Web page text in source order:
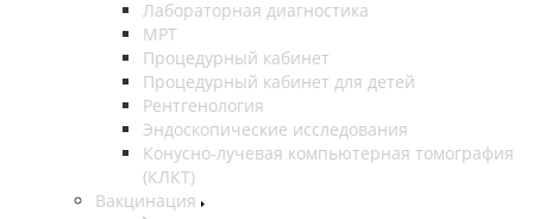
Лабораторная диагностика
МРТ
Процедурный кабинет
Процедурный кабинет для детей
Рентгенология
Эндоскопические исследования
Конусно-лучевая компьютерная томография
(КЛКТ)
Вакцинация